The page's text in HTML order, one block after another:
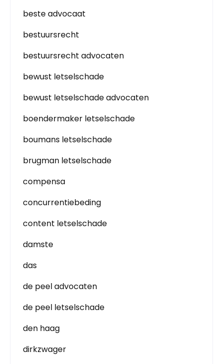
beste advocaat
bestuursrecht
bestuursrecht advocaten
bewust letselschade
bewust letselschade advocaten
boendermaker letselschade
boumans letselschade
brugman letselschade
compensa
concurrentiebeding
content letselschade
damste
das
de peel advocaten
de peel letselschade
den haag
dirkzwager